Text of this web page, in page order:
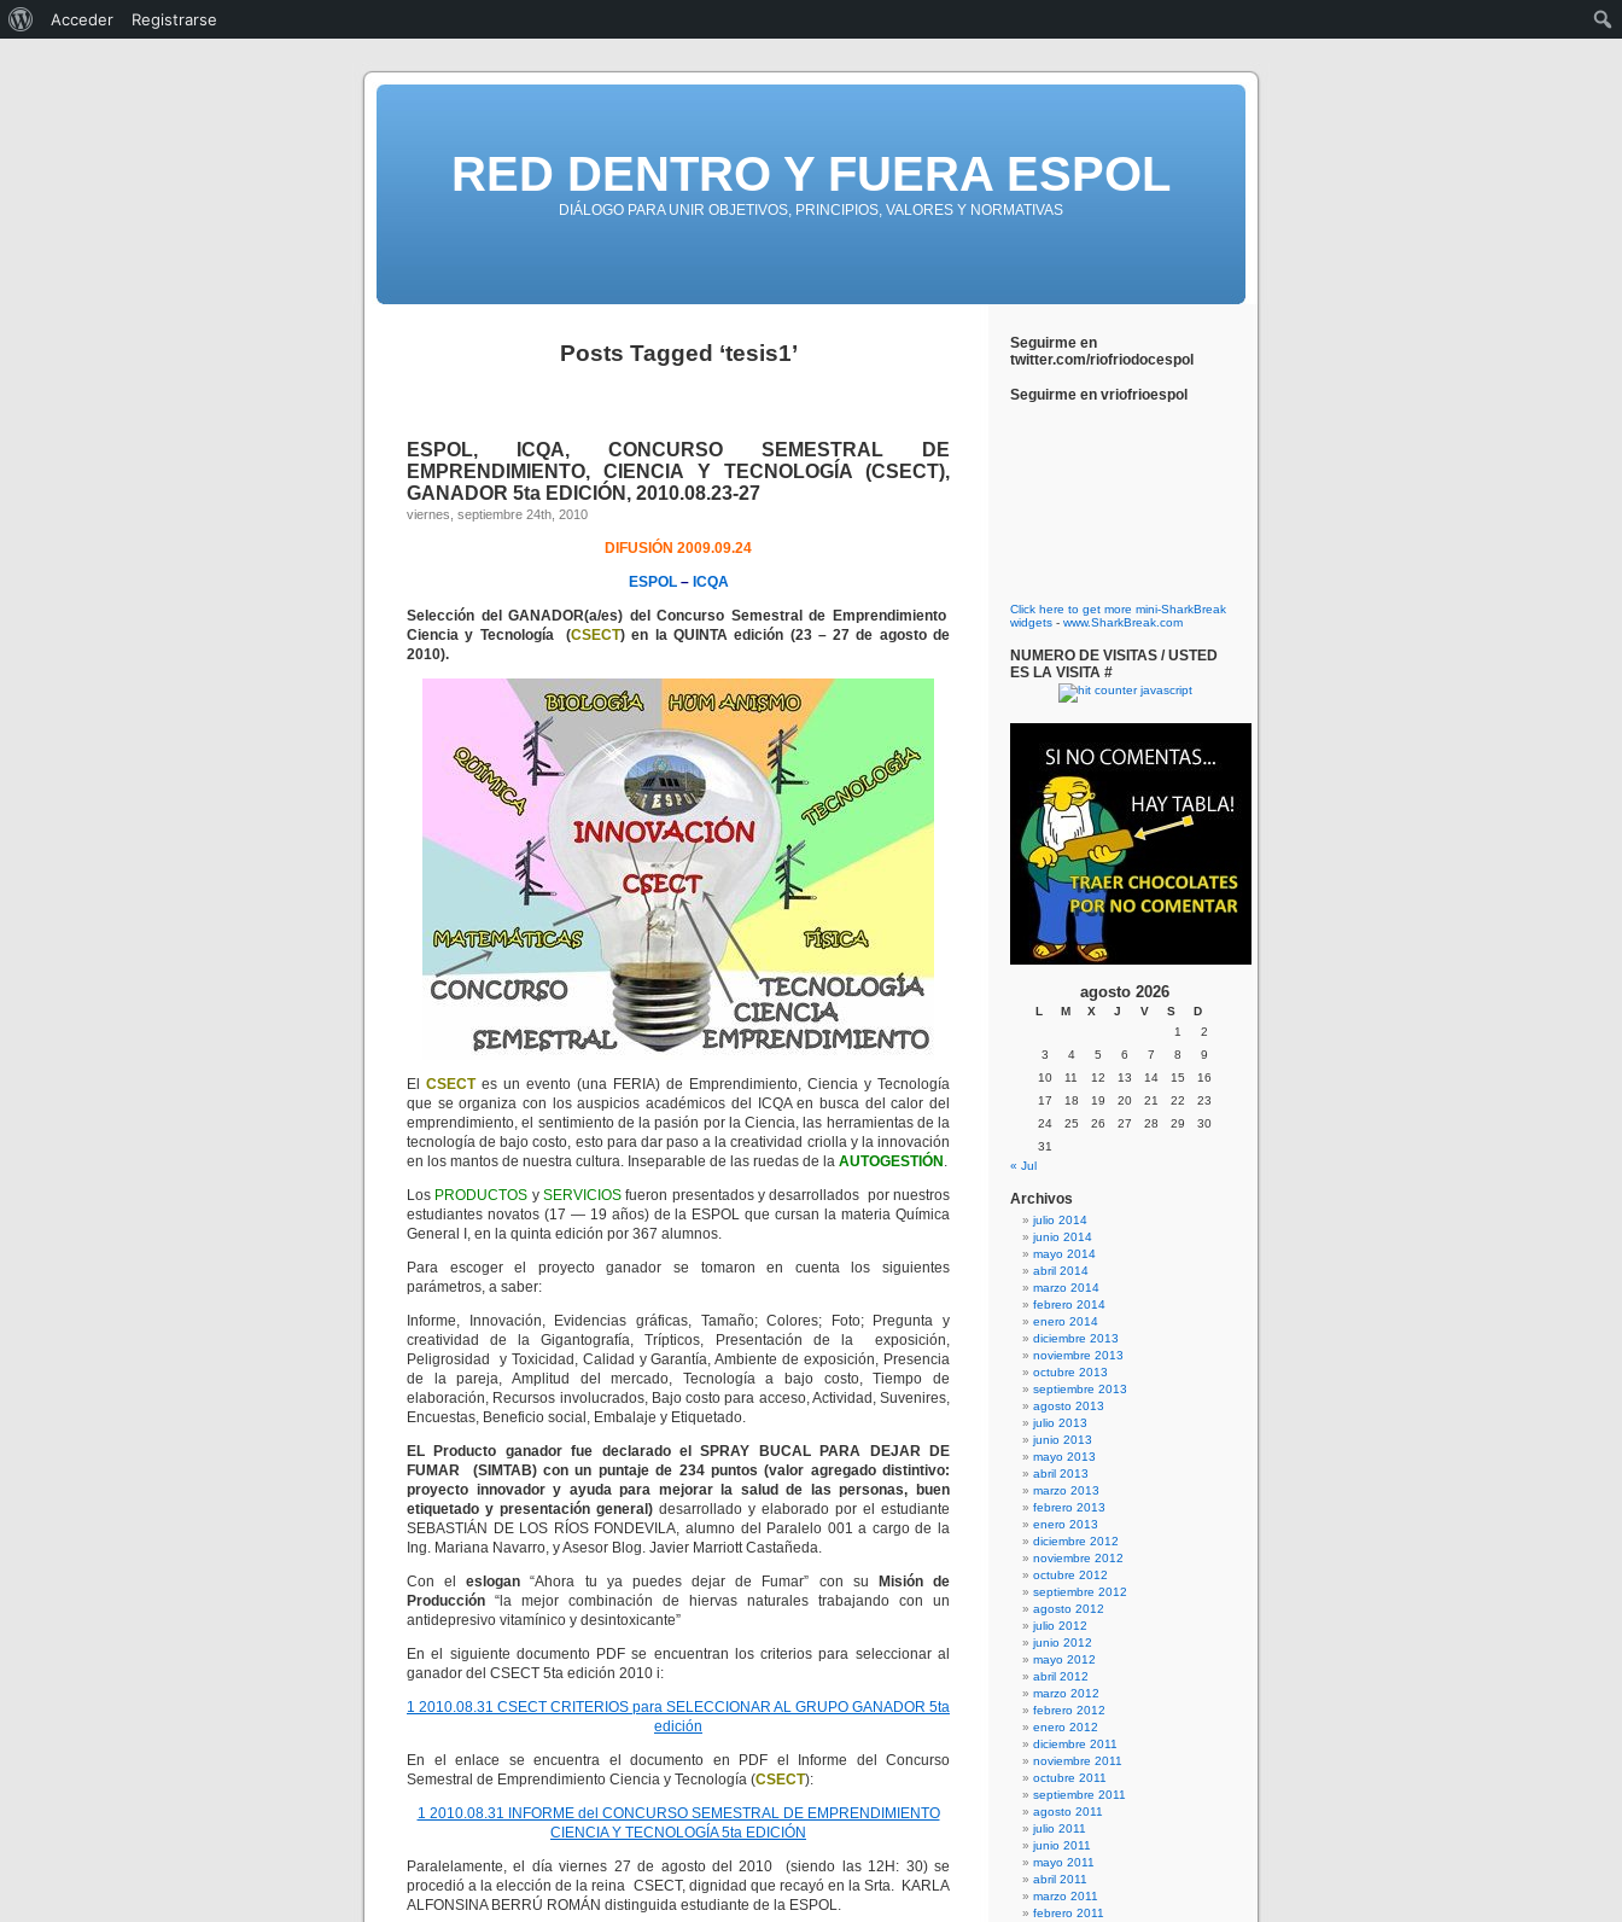
RED DENTRO Y FUERA ESPOL
DIÁLOGO PARA UNIR OBJETIVOS, PRINCIPIOS, VALORES Y NORMATIVAS
Posts Tagged ‘tesis1’
ESPOL, ICQA, CONCURSO SEMESTRAL DE
EMPRENDIMIENTO, CIENCIA Y TECNOLOGÍA (CSECT),
GANADOR 5ta EDICIÓN, 2010.08.23-27
viernes, septiembre 24th, 2010
DIFUSIÓN 2009.09.24
ESPOL– ICQA
Selección del GANADOR(a/es) del Concurso Semestral de Emprendimiento
Ciencia y Tecnología (CSECT) en la QUINTA edición (23 – 27 de agosto de
2010).
El CSECTes un evento (una FERIA) de Emprendimiento, Ciencia y Tecnología
que se organiza con los auspicios académicos del ICQA en busca del calor del
emprendimiento, el sentimiento de la pasión por la Ciencia, las herramientas de la
tecnología de bajo costo, esto para dar paso a la creatividad criolla y la innovación
en los mantos de nuestra cultura. Inseparable de las ruedas de la AUTOGESTIÓN .
Los PRODUCTOS y SERVICIOSfueron presentados y desarrollados por nuestros
estudiantes novatos (17 — 19 años) de la ESPOL que cursan la materia Química
General I, en la quinta edición por 367 alumnos.
Para escoger el proyecto ganador se tomaron en cuenta los siguientes
parámetros, a saber:
Informe, Innovación, Evidencias gráficas, Tamaño; Colores; Foto; Pregunta y
creatividad de la Gigantografía, Trípticos, Presentación de la exposición,
Peligrosidad y Toxicidad, Calidad y Garantía, Ambiente de exposición, Presencia
de la pareja, Amplitud del mercado, Tecnología a bajo costo, Tiempo de
elaboración, Recursos involucrados, Bajo costo para acceso, Actividad, Suvenires,
Encuestas, Beneficio social, Embalaje y Etiquetado.
EL Producto ganador fue declarado el SPRAY BUCAL PARA DEJAR DE
FUMAR (SIMTAB) con un puntaje de 234 puntos (valor agregado distintivo:
proyecto innovador y ayuda para mejorar la salud de las personas, buen
etiquetado y presentación general) desarrollado y elaborado por el estudiante
SEBASTIÁN DE LOS RÍOS FONDEVILA, alumno del Paralelo 001 a cargo de la
Ing. Mariana Navarro, y Asesor Blog. Javier Marriott Castañeda.
Con eleslogan “Ahora tu ya puedes dejar de Fumar” con su Misión de
Producción “la mejor combinación de hiervas naturales trabajando con un
antidepresivo vitamínico y desintoxicante”
En el siguiente documento PDF se encuentran los criterios para seleccionar al
ganador del CSECT 5ta edición 2010 i:
1 2010.08.31 CSECT CRITERIOS para SELECCIONAR AL GRUPO GANADOR 5ta
edición
En el enlace se encuentra el documento en PDF el Informe del Concurso
Semestral de Emprendimiento Ciencia y Tecnología (CSECT):
1 2010.08.31 INFORME del CONCURSO SEMESTRAL DE EMPRENDIMIENTO
CIENCIA Y TECNOLOGÍA 5ta EDICIÓN
Paralelamente, el día viernes 27 de agosto del 2010 (siendo las 12H: 30) se
procedió a la elección de la reina CSECT, dignidad que recayó en la Srta. KARLA
ALFONSINA BERRÚ ROMÁN distinguida estudiante de la ESPOL.
Seguirme en
twitter.com/riofriodocespol
Seguirme en vriofrioespol
Click here to get more mini-SharkBreak
widgets - www.SharkBreak.com
NUMERO DE VISITAS / USTED
ES LA VISITA #
agosto 2026
L M X J V S
D
1
2
3
4 5 6 7 8
9
10
11 12 13 14 15
16
17
18 19 20 21 22
23
24
25 26 27 28 29
30
31
« Jul
Archivos
julio 2014
junio 2014
mayo 2014
abril 2014
marzo 2014
febrero 2014
enero 2014
diciembre 2013
noviembre 2013
octubre 2013
septiembre 2013
agosto 2013
julio 2013
junio 2013
mayo 2013
abril 2013
marzo 2013
febrero 2013
enero 2013
diciembre 2012
noviembre 2012
octubre 2012
septiembre 2012
agosto 2012
julio 2012
junio 2012
mayo 2012
abril 2012
marzo 2012
febrero 2012
enero 2012
diciembre 2011
noviembre 2011
octubre 2011
septiembre 2011
agosto 2011
julio 2011
junio 2011
mayo 2011
abril 2011
marzo 2011
febrero 2011
Acceder Registrarse